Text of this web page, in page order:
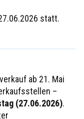
statt.
ab 21. Mai
–
(27.06.2026).